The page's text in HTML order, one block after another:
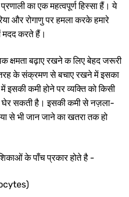
का एक महत्वपूर्ण हिस्सा हैं। ये
और रोगाणु पर हमला करके हमारे
करते हैं।
क्षमता बढ़ाए रखने क लिए बेहद जरूरी
तरह के संक्रमण से बचाए रखने में इसका
इसकी कमी होने पर व्यक्ति को किसी
घेर सकती है। इसकी कमी से नज़ला-
से भी जान जाने का खतरा तक हो
के पाँच प्रकार होते है -